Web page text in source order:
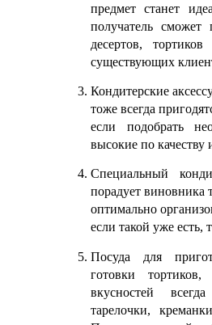
предмет станет
получатель сможет
десертов,
существующих
Кондитерские
тоже всегда
если подобрать
высокие по качеству
Специальный
порадует виновника
оптимально
если такой уже есть,
Посуда для
готовки
вкусностей
тарелочки,